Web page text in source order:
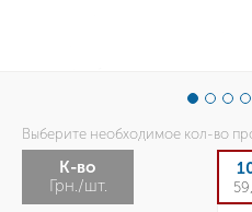
Выберите необходимое кол-во
К-во
Грн./шт.